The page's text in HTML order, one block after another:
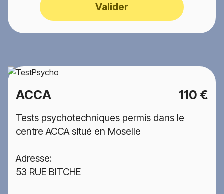
Valider
ACCA 110 €
Tests psychotechniques permis dans le
centre ACCA situé en Moselle
Adresse:
53 RUE BITCHE